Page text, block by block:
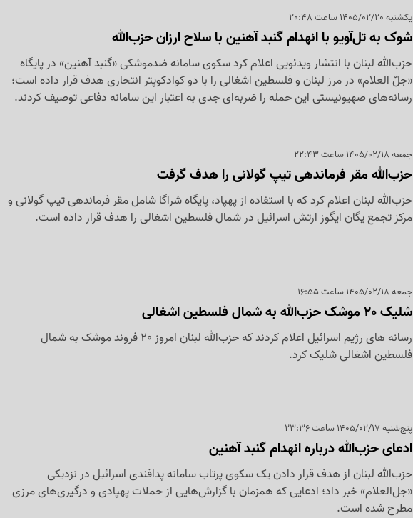
یکشنبه 1405/02/20 ساعت 20:48
شوک به تل‌آویو با انهدام گنبد آهنین با سلاح ارزان حزب‌الله
حزب‌الله لبنان با انتشار ویدئویی اعلام کرد سکوی سامانه ضدموشکی «گنبد آهنین» در پایگاه
«جلّ العلام» در مرز لبنان و فلسطین اشغالی را با دو کوادکوپتر انتحاری هدف قرار داده است؛
رسانه‌های صهیونیستی این حمله را ضربه‌ای جدی به اعتبار این سامانه دفاعی توصیف کردند.
جمعه 1405/02/18 ساعت 22:43
حزب‌الله مقر فرماندهی تیپ گولانی را هدف گرفت
حزب‌الله لبنان اعلام کرد که با استفاده از پهپاد، پایگاه شراگا شامل مقر فرماندهی تیپ گولانی و
مرکز تجمع یگان ایگوز ارتش اسرائیل در شمال فلسطین اشغالی را هدف قرار داده است.
جمعه 1405/02/18 ساعت 16:55
شلیک 20 موشک حزب‌الله به شمال فلسطین اشغالی
رسانه های رژیم اسرائیل اعلام کردند که حزب‌الله لبنان امروز 20 فروند موشک به شمال
فلسطین اشغالی شلیک کرد.
پنج‌شنبه 1405/02/17 ساعت 23:36
ادعای حزب‌الله درباره انهدام گنبد آهنین
حزب‌الله لبنان از هدف قرار دادن یک سکوی پرتاب سامانه پدافندی اسرائیل در نزدیکی
«جل‌العلام» خبر داد؛ ادعایی که همزمان با گزارش‌هایی از حملات پهپادی و درگیری‌های مرزی
مطرح شده است.